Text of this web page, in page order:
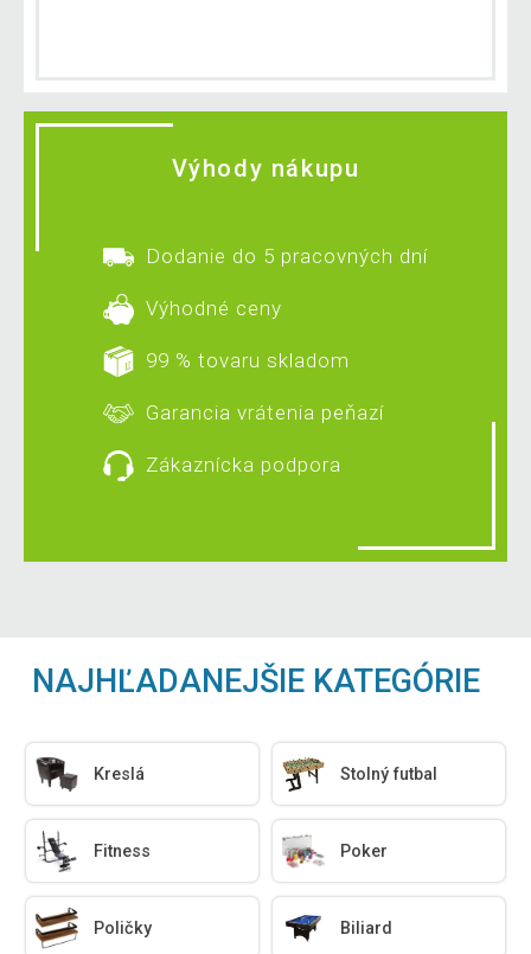
Výhody nákupu
Dodanie do 5 pracovných dní
Výhodné ceny
99 % tovaru skladom
Garancia vrátenia peňazí
Zákaznícka podpora
NAJHĽADANEJŠIE KATEGÓRIE
Kreslá Stolný futbal
Fitness Poker
Poličky Biliard